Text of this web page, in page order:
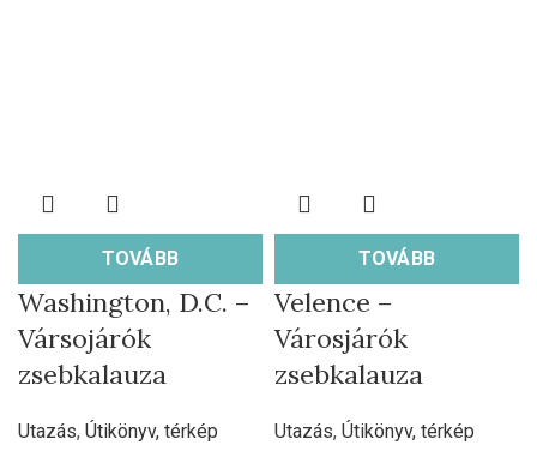
TOVÁBB
Washington, D.C. –
Vársojárók
zsebkalauza
Utazás, Útikönyv, térkép
TOVÁBB
Velence –
Városjárók
zsebkalauza
Utazás, Útikönyv, térkép